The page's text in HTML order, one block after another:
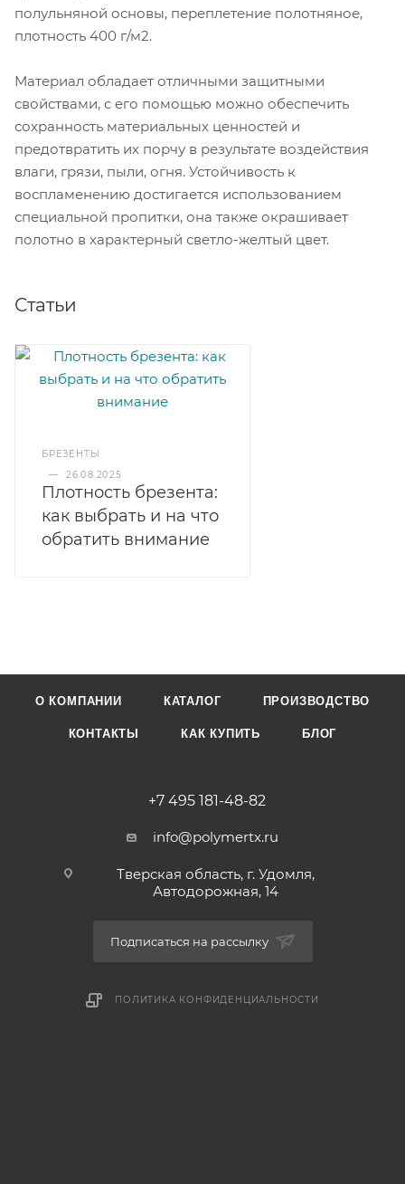
полульняной основы, переплетение полотняное,
плотность 400 г/м2.
Материал обладает отличными защитными
свойствами, с его помощью можно обеспечить
сохранность материальных ценностей и
предотвратить их порчу в результате воздействия
влаги, грязи, пыли, огня. Устойчивость к
воспламенению достигается использованием
специальной пропитки, она также окрашивает
полотно в характерный светло-желтый цвет.
Статьи
БРЕЗЕНТЫ
—
26.08.2025
Плотность брезента:
как выбрать и на что
обратить внимание
О КОМПАНИИ КАТАЛОГ ПРОИЗВОДСТВО
КОНТАКТЫ КАК КУПИТЬ БЛОГ
+7 495 181-48-82
info@polymertx.ru
Тверская область, г. Удомля,
Автодорожная, 14
Подписаться на рассылку
ПОЛИТИКА КОНФИДЕНЦИАЛЬНОСТИ